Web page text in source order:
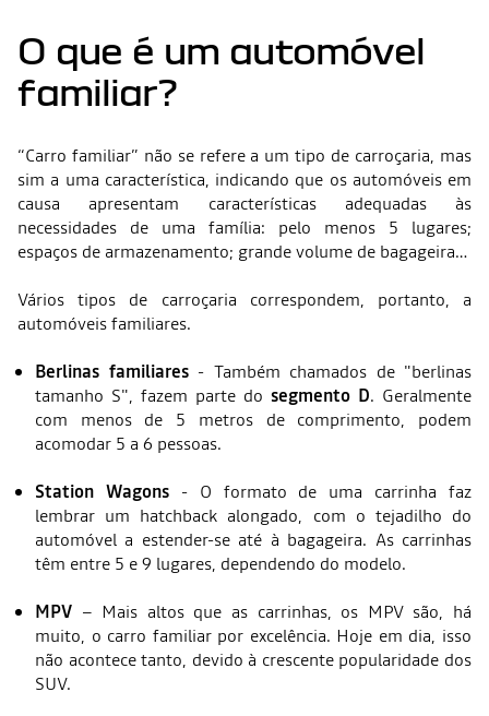
O que é um automóvel
familiar?
“Carro familiar” não se refere a um tipo de carroçaria, mas
sim a uma característica, indicando que os automóveis em
causa apresentam características adequadas às
necessidades de uma família: pelo menos 5 lugares;
espaços de armazenamento; grande volume de bagageira…
Vários tipos de carroçaria correspondem, portanto, a
automóveis familiares.
Berlinas familiares- Também chamados de "berlinas
tamanho S", fazem parte do segmento D. Geralmente
com menos de 5 metros de comprimento, podem
acomodar 5 a 6 pessoas.
Station Wagons- O formato de uma carrinha faz
lembrar um hatchback alongado, com o tejadilho do
automóvel a estender-se até à bagageira. As carrinhas
têm entre 5 e 9 lugares, dependendo do modelo.
MPV – Mais altos que as carrinhas, os MPV são, há
muito, o carro familiar por excelência. Hoje em dia, isso
não acontece tanto, devido à crescente popularidade dos
SUV.